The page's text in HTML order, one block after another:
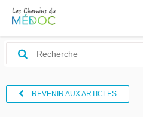
REVENIR AUX ARTICLES